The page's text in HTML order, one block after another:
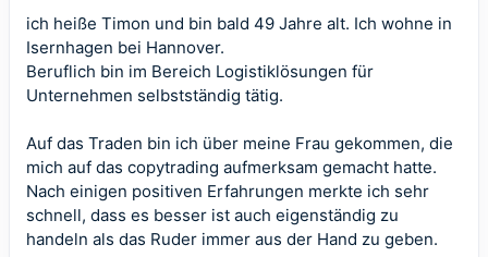
ich heiße Timon und bin bald 49 Jahre alt. Ich wohne in
Isernhagen bei Hannover.
Beruflich bin im Bereich Logistiklösungen für
Unternehmen selbstständig tätig.
Auf das Traden bin ich über meine Frau gekommen, die
mich auf das copytrading aufmerksam gemacht hatte.
Nach einigen positiven Erfahrungen merkte ich sehr
schnell, dass es besser ist auch eigenständig zu
handeln als das Ruder immer aus der Hand zu geben.